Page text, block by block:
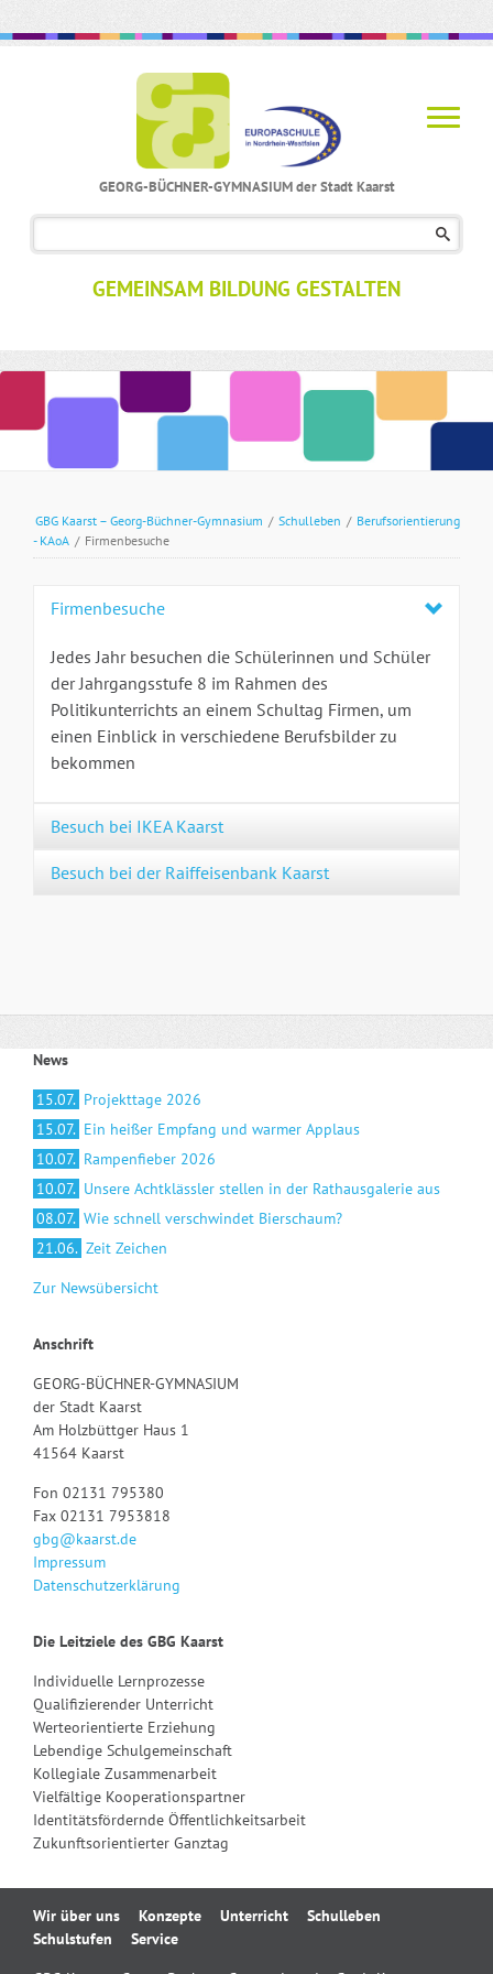
GEORG-BÜCHNER-GYMNASIUM der Stadt Kaarst
GEMEINSAM BILDUNG GESTALTEN
GBG Kaarst – Georg-Büchner-Gymnasium / Schulleben / Berufsorientierung
- KAoA / Firmenbesuche
Firmenbesuche
Jedes Jahr besuchen die Schülerinnen und Schüler
der Jahrgangsstufe 8 im Rahmen des
Politikunterrichts an einem Schultag Firmen, um
einen Einblick in verschiedene Berufsbilder zu
bekommen
Besuch bei IKEA Kaarst
Besuch bei der Raiffeisenbank Kaarst
News
15.07. Projekttage 2026
15.07. Ein heißer Empfang und warmer Applaus
10.07. Rampenfieber 2026
10.07. Unsere Achtklässler stellen in der Rathausgalerie aus
08.07. Wie schnell verschwindet Bierschaum?
21.06. Zeit Zeichen
Zur Newsübersicht
Anschrift
GEORG-BÜCHNER-GYMNASIUM
der Stadt Kaarst
Am Holzbüttger Haus 1
41564 Kaarst
Fon 02131 795380
Fax 02131 7953818
gbg@kaarst.de
Impressum
Datenschutzerklärung
Die Leitziele des GBG Kaarst
Individuelle Lernprozesse
Qualifizierender Unterricht
Werteorientierte Erziehung
Lebendige Schulgemeinschaft
Kollegiale Zusammenarbeit
Vielfältige Kooperationspartner
Identitätsfördernde Öffentlichkeitsarbeit
Zukunftsorientierter Ganztag
Navigation
überspringen
Wir über uns Konzepte Unterricht
Schulleben
Schulstufen
Service